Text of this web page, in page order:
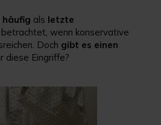
häufig als letzte
betrachtet, wenn konservative
Doch gibt es einen
diese Eingriffe?